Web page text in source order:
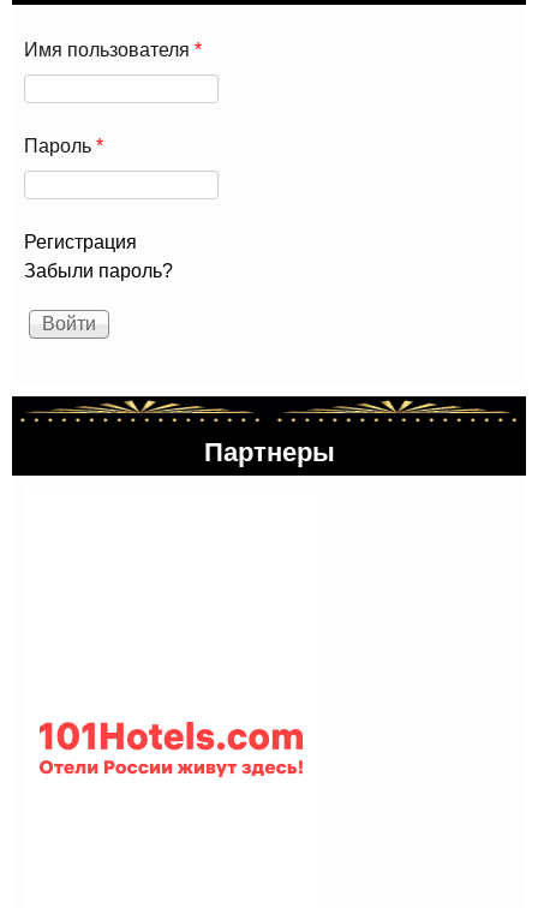
Имя пользователя *
Пароль *
Регистрация
Забыли пароль?
Партнеры